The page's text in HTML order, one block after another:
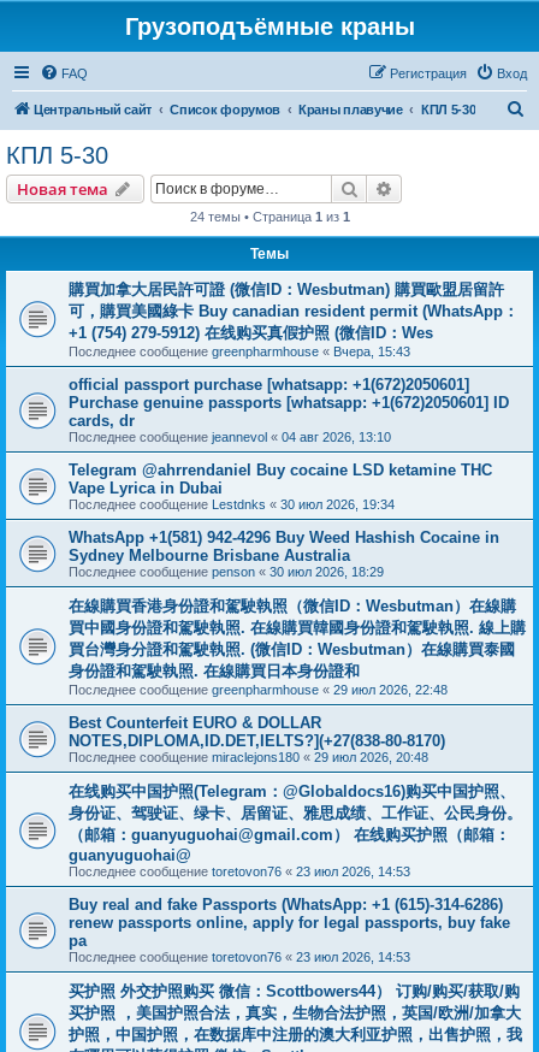
Грузоподъёмные краны
FAQ Вход
Регистрация
Центральный сайт Список форумов Краны плавучие КПЛ 5-30
КПЛ 5-30
Новая тема Поиск
24 темы • Страница 1 из 1
Темы
購買加拿大居民許可證 (微信ID：Wesbutman) 購買歐盟居留許
可，購買美國綠卡 Buy canadian resident permit (WhatsApp：
+1 (754) 279-5912) 在线购买真假护照 (微信ID：Wes
Последнее сообщение greenpharmhouse « Вчера, 15:43
official passport purchase [whatsapp: +1(672)2050601]
Purchase genuine passports [whatsapp: +1(672)2050601] ID
cards, dr
Последнее сообщение jeannevol « 04 авг 2026, 13:10
Telegram @ahrrendaniel Buy cocaine LSD ketamine THC
Vape Lyrica in Dubai
Последнее сообщение Lestdnks « 30 июл 2026, 19:34
WhatsApp +1(581) 942-4296 Buy Weed Hashish Cocaine in
Sydney Melbourne Brisbane Australia
Последнее сообщение penson « 30 июл 2026, 18:29
在線購買香港身份證和駕駛執照（微信ID：Wesbutman）在線購
買中國身份證和駕駛執照. 在線購買韓國身份證和駕駛執照. 線上購
買台灣身分證和駕駛執照. (微信ID：Wesbutman）在線購買泰國
身份證和駕駛執照. 在線購買日本身份證和
Последнее сообщение greenpharmhouse « 29 июл 2026, 22:48
Best Counterfeit EURO & DOLLAR
NOTES,DIPLOMA,ID.DET,IELTS?](+27(838-80-8170)
Последнее сообщение miraclejons180 « 29 июл 2026, 20:48
在线购买中国护照(Telegram：@Globaldocs16)购买中国护照、
身份证、驾驶证、绿卡、居留证、雅思成绩、工作证、公民身份。
（邮箱： guanyuguohai@gmail.com ） 在线购买护照（邮箱：
guanyuguohai@
Последнее сообщение toretovon76 « 23 июл 2026, 14:53
Buy real and fake Passports (WhatsApp: +1 (615)-314-6286)
renew passports online, apply for legal passports, buy fake
pa
Последнее сообщение toretovon76 « 23 июл 2026, 14:53
买护照 外交护照购买 微信：Scottbowers44） 订购/购买/获取/购
买护照 ，美国护照合法，真实，生物合法护照，英国/欧洲/加拿大
护照，中国护照，在数据库中注册的澳大利亚护照，出售护照，我